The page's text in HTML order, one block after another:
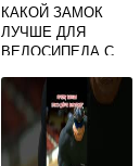
КАКОЙ ЗАМОК
ЛУЧШЕ ДЛЯ
ВЕЛОСИПЕДА С
КЛЮЧОМ